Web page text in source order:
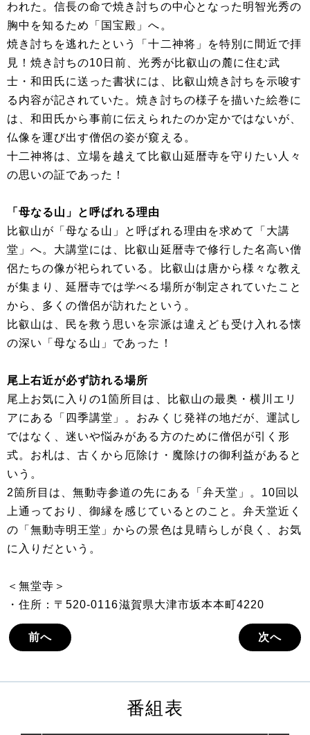
われた。信長の命で焼き討ちの中心となった明智光秀の
胸中を知るため「国宝殿」へ。
焼き討ちを逃れたという「十二神将」を特別に間近で拝
見！焼き討ちの10日前、光秀が比叡山の麓に住む武
士・和田氏に送った書状には、比叡山焼き討ちを示唆す
る内容が記されていた。焼き討ちの様子を描いた絵巻に
は、和田氏から事前に伝えられたのか定かではないが、
仏像を運び出す僧侶の姿が窺える。
十二神将は、立場を越えて比叡山延暦寺を守りたい人々
の思いの証であった！
「母なる山」と呼ばれる理由
比叡山が「母なる山」と呼ばれる理由を求めて「大講
堂」へ。大講堂には、比叡山延暦寺で修行した名高い僧
侶たちの像が祀られている。比叡山は唐から様々な教え
が集まり、延暦寺では学べる場所が制定されていたこと
から、多くの僧侶が訪れたという。
比叡山は、民を救う思いを宗派は違えども受け入れる懐
の深い「母なる山」であった！
尾上右近が必ず訪れる場所
尾上お気に入りの1箇所目は、比叡山の最奥・横川エリ
アにある「四季講堂」。おみくじ発祥の地だが、運試し
ではなく、迷いや悩みがある方のために僧侶が引く形
式。お札は、古くから厄除け・魔除けの御利益があると
いう。
2箇所目は、無動寺参道の先にある「弁天堂」。10回以
上通っており、御縁を感じているとのこと。弁天堂近く
の「無動寺明王堂」からの景色は見晴らしが良く、お気
に入りだという。
＜無堂寺＞
・住所：〒520-0116滋賀県大津市坂本本町4220
前へ 次へ
番組表